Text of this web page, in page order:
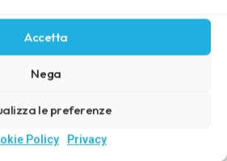
Accetta
Nega
le preferenze
Policy Privacy
che non dovrebbe uscire
solo forse